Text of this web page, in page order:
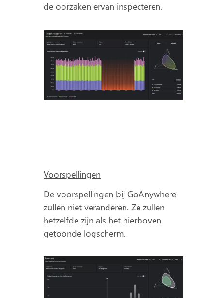
de oorzaken ervan inspecteren.
Voorspellingen
De voorspellingen bij GoAnywhere
zullen niet veranderen. Ze zullen
hetzelfde zijn als het hierboven
getoonde logscherm.